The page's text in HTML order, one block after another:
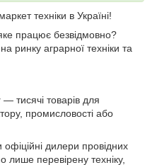
техніки в Україні!
працює безвідмовно?
ринку аграрної техніки та
— тисячі товарів для
промисловості або
дилери провідних
лише перевірену техніку,